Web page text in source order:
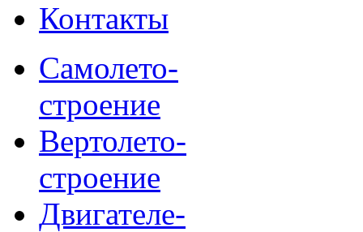
Контакты
Самолето-
строение
Вертолето-
строение
Двигателе-